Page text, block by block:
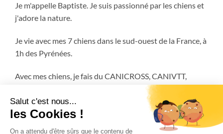
Je m'appelle Baptiste. Je suis passionné par les chiens et
j'adore la nature.
Je vie avec mes 7 chiens dans le sud-ouest de la France, à
1h des Pyrénées.
Avec mes chiens, je fais du CANICROSS, CANIVTT,